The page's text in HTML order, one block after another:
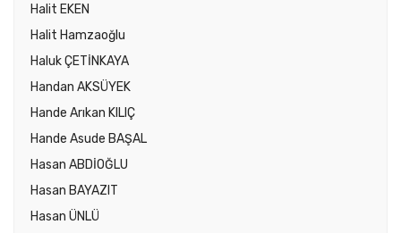
Halit EKEN
Halit Hamzaoğlu
Haluk ÇETİNKAYA
Handan AKSÜYEK
Hande Arıkan KILIÇ
Hande Asude BAŞAL
Hasan ABDİOĞLU
Hasan BAYAZIT
Hasan ÜNLÜ